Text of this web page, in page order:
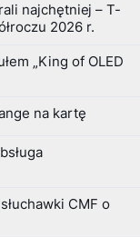
najchętniej – T-
2026 r.
„King of OLED
na kartę
CMF o